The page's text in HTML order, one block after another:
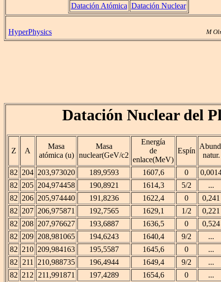
Datación Atómica Datación Nuclear
HyperPhysics M
Datación Nuclear del
Z A
Masa
atómica (u)
Masa
nuclear(GeV/c2
Energía
de
enlace(MeV)
Espín
natur.
82 204 203,973020 189,9593 1607,6 0
82 205 204,974458 190,8921 1614,3 5/2
...
82 206 205,974440 191,8236 1622,4 0
0,241
82 207 206,975871 192,7565 1629,1 1/2
0,221
82 208 207,976627 193,6887 1636,5 0
0,524
82 209 208,981065 194,6243 1640,4 9/2
...
82 210 209,984163 195,5587 1645,6 0
...
82 211 210,988735 196,4944 1649,4 9/2
...
82 212 211,991871 197,4289 1654,6 0
...